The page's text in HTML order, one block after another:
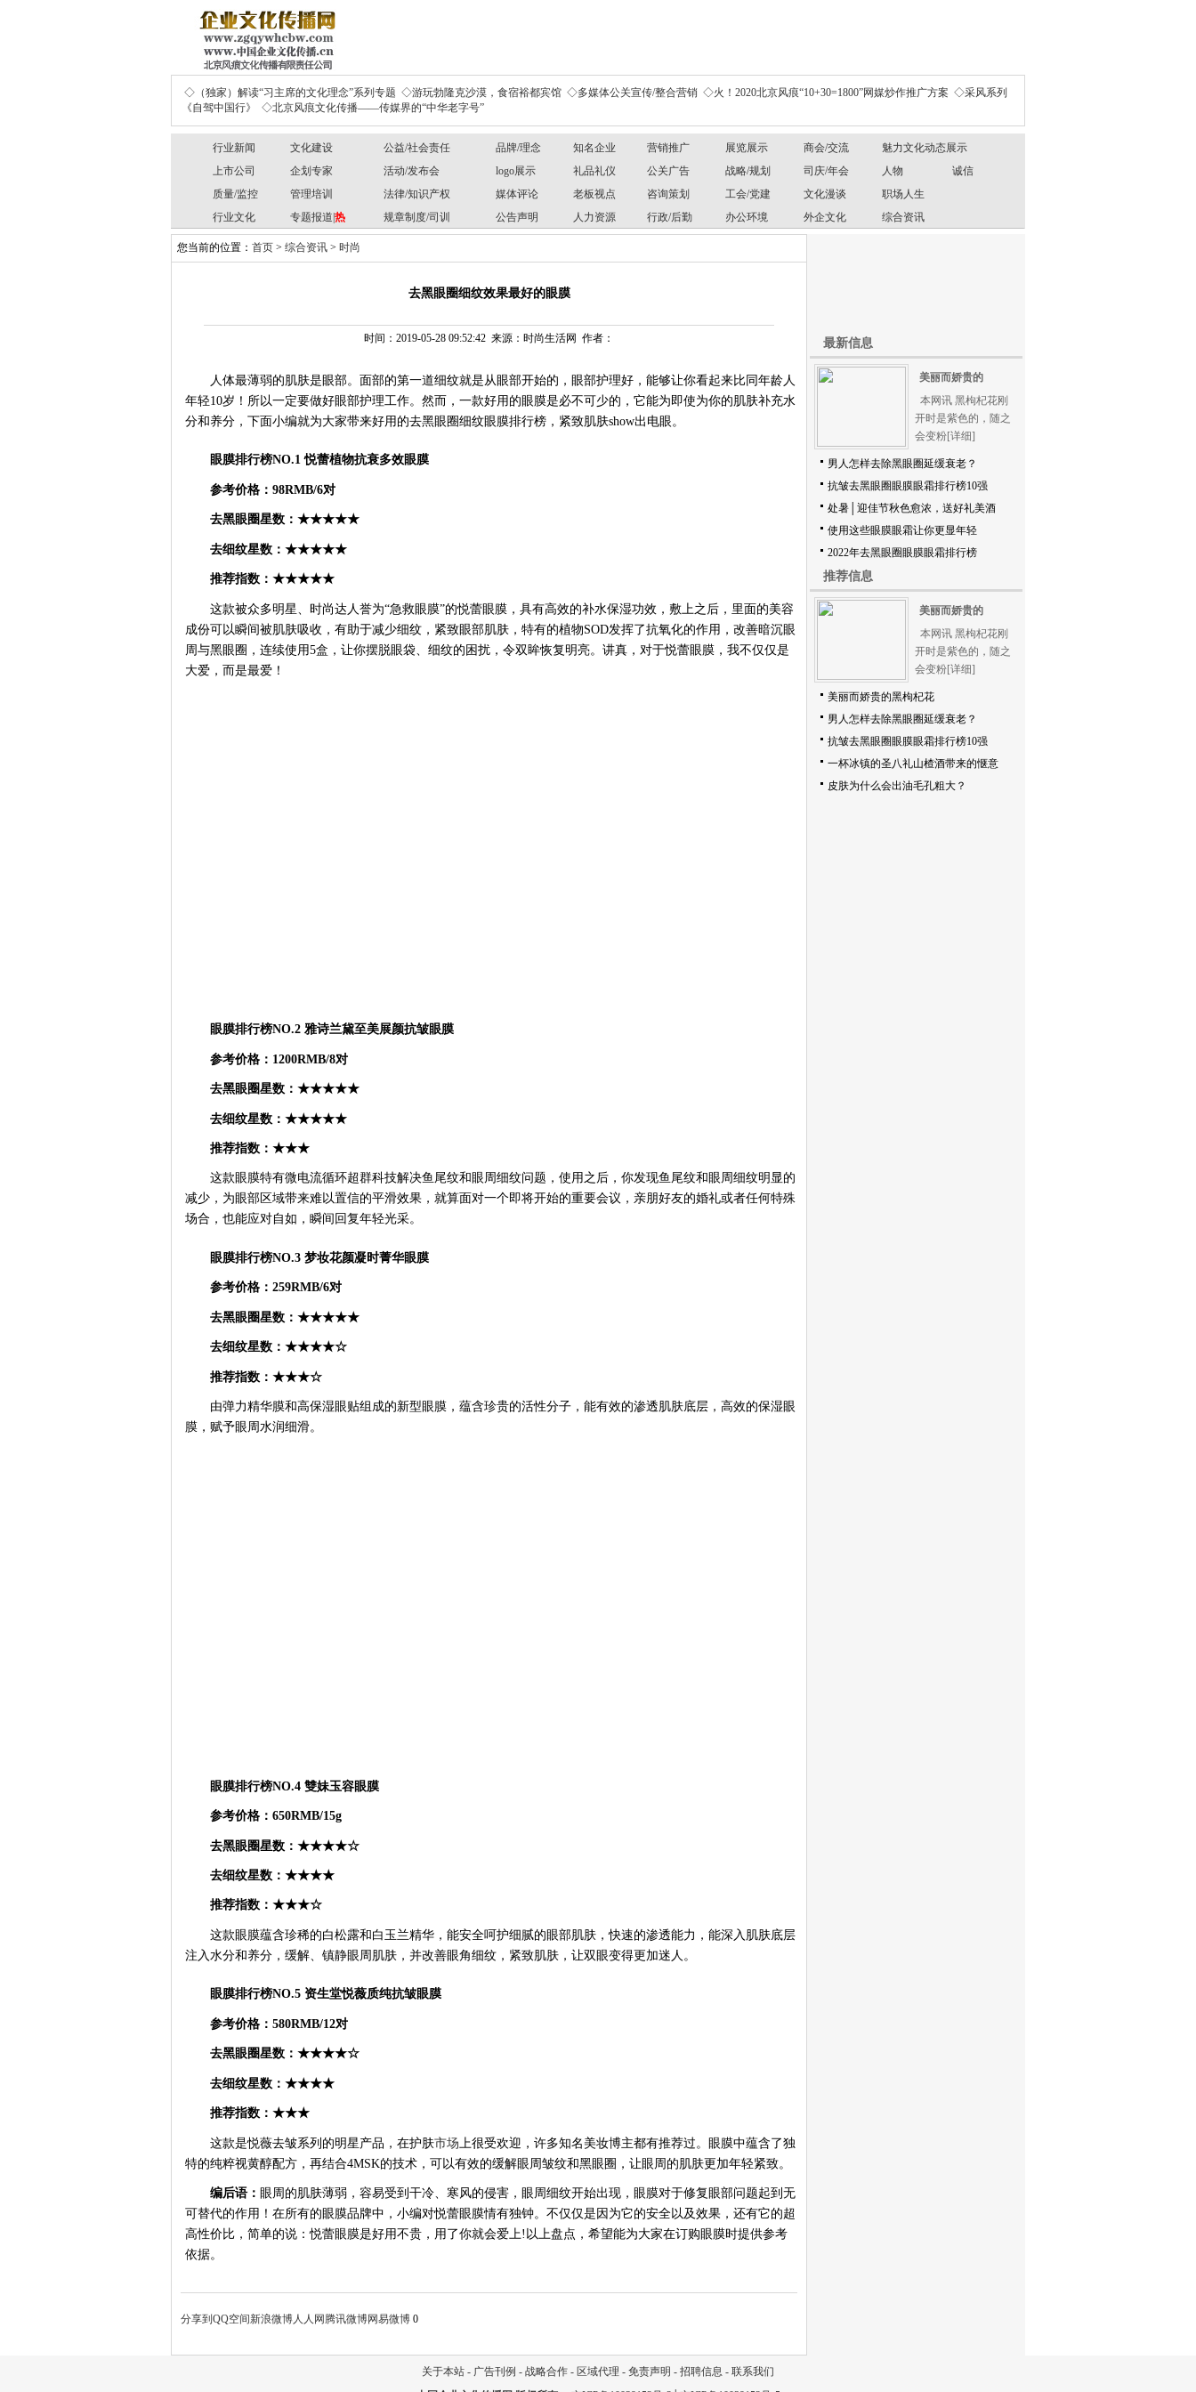
◇（独家）解读“习主席的文化理念”系列专题 ◇游玩勃隆克沙漠，食宿裕都宾馆 ◇多媒体公关宣传/整合营销 ◇火！2020北京风痕“10+30=1800”网媒炒作推广方案 ◇采风系列
《自驾中国行》
◇北京风痕文化传播——传媒界的“中华老字号”
行业新闻 文化建设 公益/社会责任 品牌/理念 知名企业 营销推广 展览展示 商会/交流
魅力文化动态展示
上市公司
企划专家 活动/发布会 logo展示 礼品礼仪 公关广告 战略/规划 司庆/年会 人物
诚信
质量/监控
管理培训 法律/知识产权 媒体评论 老板视点 咨询策划 工会/党建 文化漫谈
职场人生
行业文化
专题报道| 热 规章制度/司训 公告声明 人力资源 行政/后勤 办公环境 外企文化 综合资讯
您当前的位置： 首页 > 综合资讯 > 时尚
去黑眼圈细纹效果最好的眼膜
时间：2019-05-28 09:52:42 来源：时尚生活网 作者：
人体最薄弱的肌肤是眼部。面部的第一道细纹就是从眼部开始的，眼部护理好，能够让你看起来比同年龄人
年轻10岁！所以一定要做好眼部护理工作。然而，一款好用的眼膜是必不可少的，它能为即使为你的肌肤补充水
分和养分，下面小编就为大家带来好用的去黑眼圈细纹眼膜排行榜，紧致肌肤show出电眼。
眼膜排行榜NO.1悦蕾植物抗衰多效眼膜
参考价格：98RMB/6对
去黑眼圈星数：★★★★★
去细纹星数：★★★★★
推荐指数：★★★★★
这款被众多明星、时尚达人誉为“急救眼膜”的悦蕾眼膜，具有高效的补水保湿功效，敷上之后，里面的美容
成份可以瞬间被肌肤吸收，有助于减少细纹，紧致眼部肌肤，特有的植物SOD发挥了抗氧化的作用，改善暗沉眼
周与黑眼圈，连续使用5盒，让你摆脱眼袋、细纹的困扰，令双眸恢复明亮。讲真，对于悦蕾眼膜，我不仅仅是
大爱，而是最爱！
眼膜排行榜NO.2雅诗兰黛至美展颜抗皱眼膜
参考价格： 1200RMB/8对
去黑眼圈星数：★★★★★
去细纹星数：★★★★★
推荐指数：★★★
这款眼膜特有微电流循环超群科技解决鱼尾纹和眼周细纹问题，使用之后，你发现鱼尾纹和眼周细纹明显的
减少，为眼部区域带来难以置信的平滑效果，就算面对一个即将开始的重要会议，亲朋好友的婚礼或者任何特殊
场合，也能应对自如，瞬间回复年轻光采。
眼膜排行榜NO.3梦妆花颜凝时菁华眼膜
参考价格：259RMB/6对
去黑眼圈星数：★★★★★
去细纹星数：★★★★☆
推荐指数：★★★☆
由弹力精华膜和高保湿眼贴组成的新型眼膜，蕴含珍贵的活性分子，能有效的渗透肌肤底层，高效的保湿眼
膜，赋予眼周水润细滑。
眼膜排行榜NO.4雙妹玉容眼膜
参考价格：650RMB/15g
去黑眼圈星数：★★★★☆
去细纹星数：★★★★
推荐指数：★★★☆
这款眼膜蕴含珍稀的白松露和白玉兰精华，能安全呵护细腻的眼部肌肤，快速的渗透能力，能深入肌肤底层
注入水分和养分，缓解、镇静眼周肌肤，并改善眼角细纹，紧致肌肤，让双眼变得更加迷人。
眼膜排行榜NO.5资生堂悦薇质纯抗皱眼膜
参考价格：580RMB/12对
去黑眼圈星数：★★★★☆
去细纹星数：★★★★
推荐指数：★★★
这款是悦薇去皱系列的明星产品，在护肤市场 上很受欢迎，许多知名美妆博主都有推荐过。眼膜中蕴含了独
特的纯粹视黄醇配方，再结合4MSK的技术，可以有效的缓解眼周皱纹和黑眼圈，让眼周的肌肤更加年轻紧致。
编后语： 眼周的肌肤薄弱，容易受到干冷、寒风的侵害，眼周细纹开始出现，眼膜对于修复眼部问题起到无
可替代的作用！在所有的眼膜品牌中，小编对悦蕾眼膜情有独钟。不仅仅是因为它的安全以及效果，还有它的超
高性价比，简单的说：悦蕾眼膜是好用不贵，用了你就会爱上!以上盘点，希望能为大家在订购眼膜时提供参考
依据。
分享到 QQ空间新浪微博人人网 腾讯微博网易微博 0
最新信息
美丽而娇贵的
本网讯 黑枸杞花刚
开时是紫色的，随之
会变粉[详细]
男人怎样去除黑眼圈延缓衰老？
抗皱去黑眼圈眼膜眼霜排行榜10强
处暑│迎佳节秋色愈浓，送好礼美酒
使用这些眼膜眼霜让你更显年轻
2022年去黑眼圈眼膜眼霜排行榜
推荐信息
美丽而娇贵的
本网讯 黑枸杞花刚
开时是紫色的，随之
会变粉[详细]
美丽而娇贵的黑枸杞花
男人怎样去除黑眼圈延缓衰老？
抗皱去黑眼圈眼膜眼霜排行榜10强
一杯冰镇的圣八礼山楂酒带来的惬意
皮肤为什么会出油毛孔粗大？
关于本站 - 广告刊例 - 战略合作 - 区域代理 - 免责声明 - 招聘信息 - 联系我们